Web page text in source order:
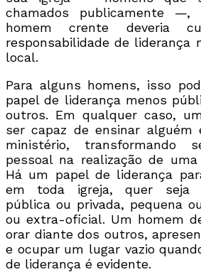
chamados publicamente
homem crente deveria
responsabilidade de liderança
local.
Para alguns homens, isso
papel de liderança menos
outros. Em qualquer caso,
ser capaz de ensinar alguém
ministério, transformando
pessoal na realização de uma
Há um papel de liderança
em toda igreja, quer seja
pública ou privada, pequena
ou extra-oficial. Um homem
orar diante dos outros,
e ocupar um lugar vazio
de liderança é evidente.